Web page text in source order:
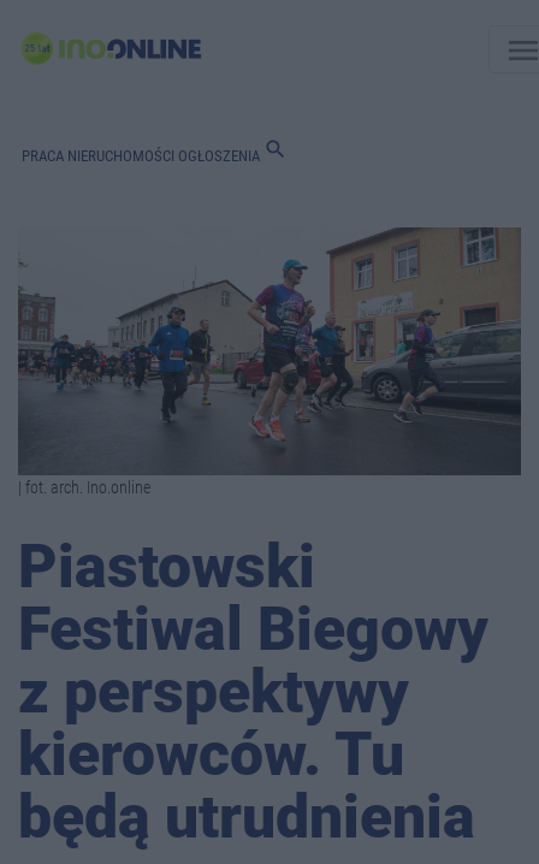
PRACA NIERUCHOMOŚCI OGŁOSZENIA search
| fot. arch. Ino.online
Piastowski
Festiwal Biegowy
z perspektywy
kierowców. Tu
będą utrudnienia